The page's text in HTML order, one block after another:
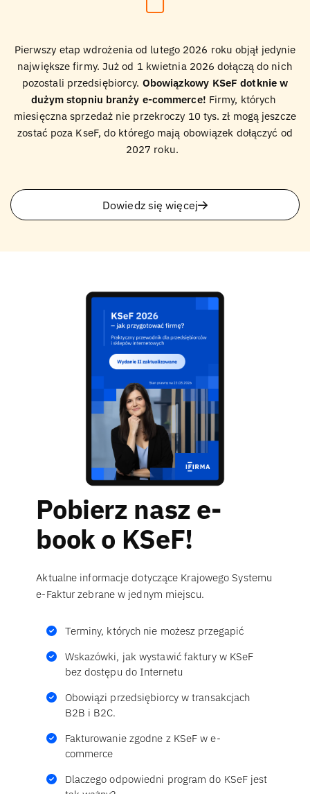
Pierwszy etap wdrożenia od lutego 2026 roku objął jedynie
największe firmy. Już od 1 kwietnia 2026 dołączą do nich
pozostali przedsiębiorcy. Obowiązkowy KSeF dotknie w
dużym stopniu branży e-commerce! Firmy, których
miesięczna sprzedaż nie przekroczy 10 tys. zł mogą jeszcze
zostać poza KseF, do którego mają obowiązek dołączyć od
2027 roku.
Dowiedz się więcej
Pobierz nasz e-
book o KSeF!
Aktualne informacje dotyczące Krajowego Systemu
e-Faktur zebrane w jednym miejscu.
Terminy, których nie możesz przegapić
Wskazówki, jak wystawić faktury w KSeF
bez dostępu do Internetu
Obowiązi przedsiębiorcy w transakcjach
B2B i B2C.
Fakturowanie zgodne z KSeF w e-
commerce
Dlaczego odpowiedni program do KSeF jest